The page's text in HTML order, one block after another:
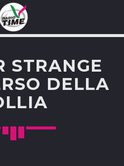
SITO WEB:
STRANGE
DELLA